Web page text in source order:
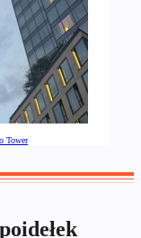
Tower